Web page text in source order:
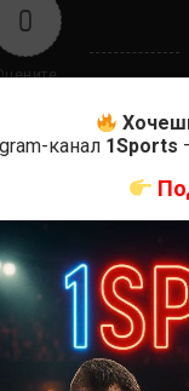
0
самые лучшие и
канал 1Sports